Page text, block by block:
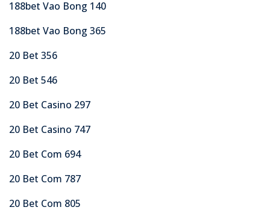
188bet Vao Bong 140
188bet Vao Bong 365
20 Bet 356
20 Bet 546
20 Bet Casino 297
20 Bet Casino 747
20 Bet Com 694
20 Bet Com 787
20 Bet Com 805